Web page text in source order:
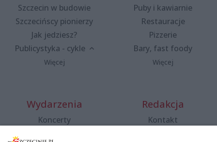
Szczecin w budowie
Szczecińscy pionierzy
Jak jedziesz?
Publicystyka - cykle
Więcej
Puby i kawiarnie
Restauracje
Pizzerie
Bary, fast foody
Więcej
Wydarzenia
Koncerty
Redakcja
Kontakt